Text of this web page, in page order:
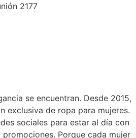
2177
se encuentran. Desde 2015,
exclusiva de ropa para mujeres.
sociales para estar al día con
Porque cada mujer